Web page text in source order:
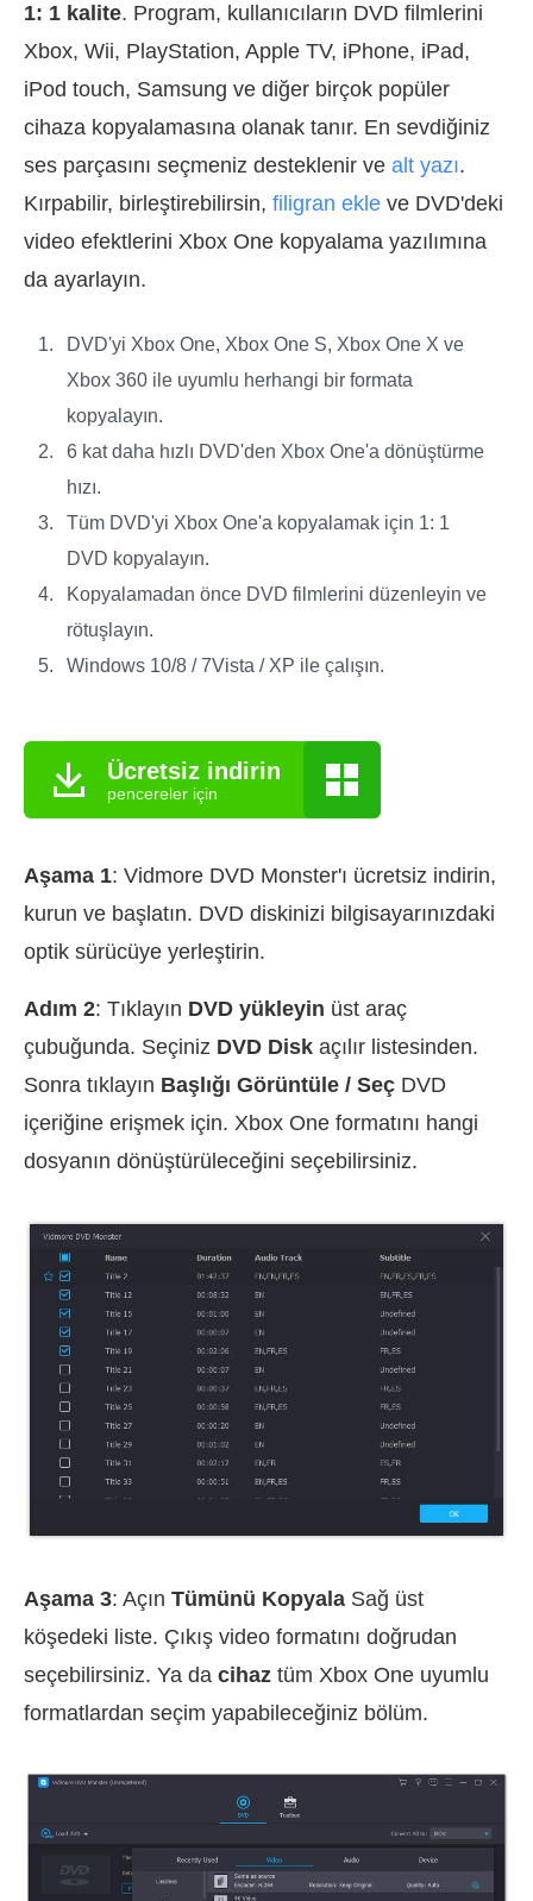
1: 1 kalite. Program, kullanıcıların DVD filmlerini
Xbox, Wii, PlayStation, Apple TV, iPhone, iPad,
iPod touch, Samsung ve diğer birçok popüler
cihaza kopyalamasına olanak tanır. En sevdiğiniz
ses parçasını seçmeniz desteklenir ve alt yazı.
Kırpabilir, birleştirebilirsin, filigran ekle ve DVD'deki
video efektlerini Xbox One kopyalama yazılımına
da ayarlayın.
DVD'yi Xbox One, Xbox One S, Xbox One X ve
Xbox 360 ile uyumlu herhangi bir formata
kopyalayın.
6 kat daha hızlı DVD'den Xbox One'a dönüştürme
hızı.
Tüm DVD'yi Xbox One'a kopyalamak için 1: 1
DVD kopyalayın.
Kopyalamadan önce DVD filmlerini düzenleyin ve
rötuşlayın.
Windows 10/8 / 7Vista / XP ile çalışın.
Ücretsiz indirin
pencereler için
Aşama 1: Vidmore DVD Monster'ı ücretsiz indirin,
kurun ve başlatın. DVD diskinizi bilgisayarınızdaki
optik sürücüye yerleştirin.
Adım 2: Tıklayın DVD yükleyin üst araç
çubuğunda. Seçiniz DVD Disk açılır listesinden.
Sonra tıklayın Başlığı Görüntüle / Seç DVD
içeriğine erişmek için. Xbox One formatını hangi
dosyanın dönüştürüleceğini seçebilirsiniz.
Aşama 3: Açın Tümünü Kopyala Sağ üst
köşedeki liste. Çıkış video formatını doğrudan
seçebilirsiniz. Ya da cihaz tüm Xbox One uyumlu
formatlardan seçim yapabileceğiniz bölüm.